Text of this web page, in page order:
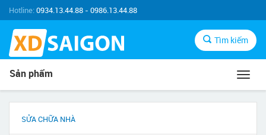
Hotline:0934.13.44.88 - 0986.13.44.88
Tìm kiếm
Sản phẩm
SỬA CHỮA NHÀ